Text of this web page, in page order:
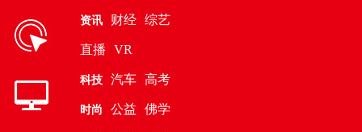
资讯 财经 综艺
直播 VR
科技 汽车 高考
时尚 公益 佛学